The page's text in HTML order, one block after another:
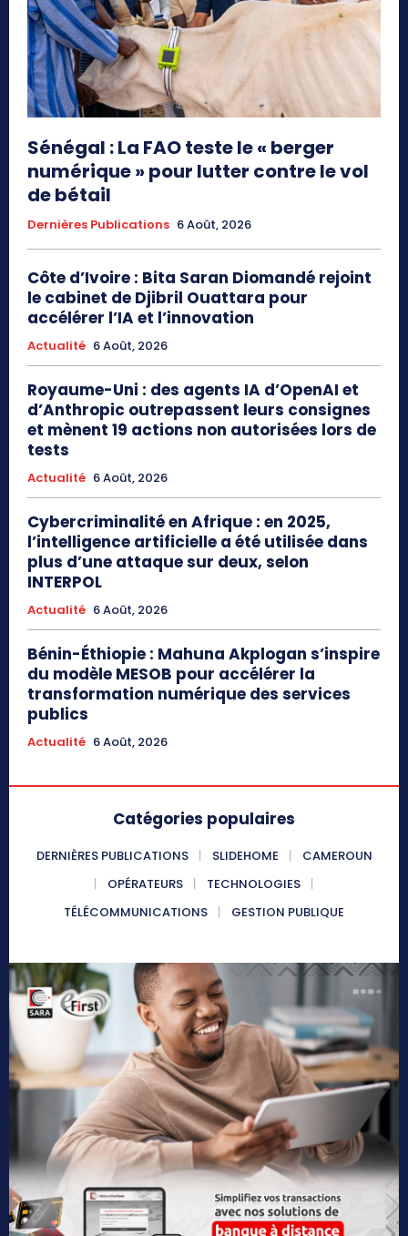
Sénégal : La FAO teste le « berger
numérique » pour lutter contre le vol
de bétail
Dernières Publications 6 Août, 2026
Côte d’Ivoire : Bita Saran Diomandé rejoint
le cabinet de Djibril Ouattara pour
accélérer l’IA et l’innovation
Actualité 6 Août, 2026
Royaume-Uni : des agents IA d’OpenAI et
d’Anthropic outrepassent leurs consignes
et mènent 19 actions non autorisées lors de
tests
Actualité 6 Août, 2026
Cybercriminalité en Afrique : en 2025,
l’intelligence artificielle a été utilisée dans
plus d’une attaque sur deux, selon
INTERPOL
Actualité 6 Août, 2026
Bénin-Éthiopie : Mahuna Akplogan s’inspire
du modèle MESOB pour accélérer la
transformation numérique des services
publics
Actualité 6 Août, 2026
Catégories populaires
DERNIÈRES PUBLICATIONS SLIDEHOME
CAMEROUN
OPÉRATEURS
TECHNOLOGIES
TÉLÉCOMMUNICATIONS
GESTION PUBLIQUE